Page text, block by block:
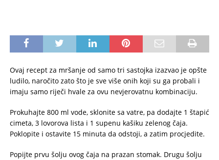
Ovaj recept za mršanje od samo tri sastojka izazvao je opšte
ludilo, naročito zato što je sve više onih koji su ga probali i
imaju samo riječi hvale za ovu nevjerovatnu kombinaciju.
Prokuhajte 800 ml vode, sklonite sa vatre, pa dodajte 1 štapić
cimeta, 3 lovorova lista i 1 supenu kašiku zelenog čaja.
Poklopite i ostavite 15 minuta da odstoji, a zatim procjedite.
Popijte prvu šolju ovog čaja na prazan stomak. Drugu šolju